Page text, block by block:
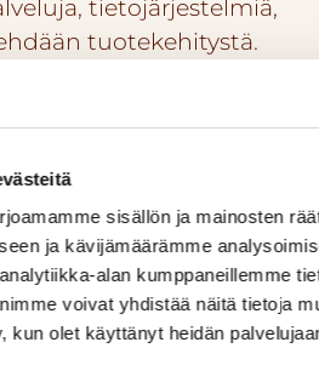
sisällön ja mainosten
ja kävijämäärämme
alan kumppaneillemme
voivat yhdistää näitä tietoja
kun olet käyttänyt heidän
tietojärjestelmiä,
tuotekehitystä.
lähtökohtana ovat
vaatimusmäärittely
rajauksia ja huolellista